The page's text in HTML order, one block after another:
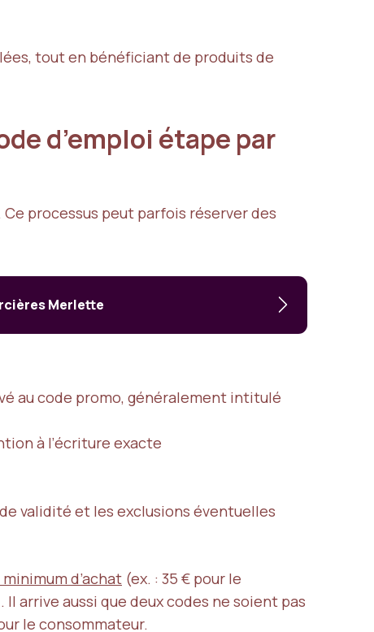
tout en bénéficiant de produits de
d’emploi étape par
processus peut parfois réserver des
Merlette
au code promo, généralement intitulé
à l’écriture exacte
validité et les exclusions éventuelles
d’achat (ex. : 35 € pour le
arrive aussi que deux codes ne soient pas
le consommateur.